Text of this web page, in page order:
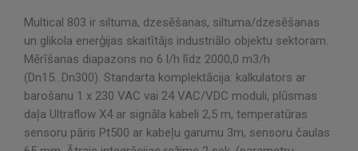
Multical 803 ir siltuma, dzesēšanas, siltuma/dzesēšanas
un glikola enerģijas skaitītājs industriālo objektu sektoram.
Mērīšanas diapazons no 6 l/h līdz 2000,0 m3/h
(Dn15...Dn300). Standarta komplektācija: kalkulators ar
barošanu 1 x 230 VAC vai 24 VAC/VDC moduli, plūsmas
daļa Ultraflow X4 ar signāla kabeli 2,5 m, temperatūras
sensoru pāris Pt500 ar kabeļu garumu 3m, sensoru čaulas